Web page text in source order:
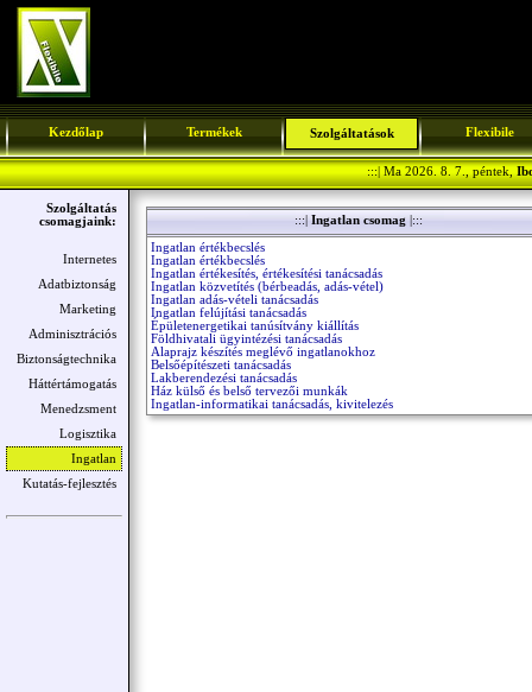
Kezdőlap Termékek Szolgáltatások Flexibile
:::| Ma 2026. 8. 7., péntek,
Szolgáltatás
csomagjaink:
Internetes
Adatbiztonság
Marketing
Adminisztrációs
Biztonságtechnika
Háttértámogatás
Menedzsment
Logisztika
Ingatlan
Kutatás-fejlesztés
:::| Ingatlan csomag |:::
Ingatlan értékbecslés
Ingatlan értékbecslés
Ingatlan értékesítés, értékesítési tanácsadás
Ingatlan közvetítés (bérbeadás, adás-vétel)
Ingatlan adás-vételi tanácsadás
Ingatlan felújítási tanácsadás
Épületenergetikai tanúsítvány kiállítás
Földhivatali ügyintézési tanácsadás
Alaprajz készítés meglévő ingatlanokhoz
Belsőépítészeti tanácsadás
Lakberendezési tanácsadás
Ház külső és belső tervezői munkák
Ingatlan-informatikai tanácsadás, kivitelezés